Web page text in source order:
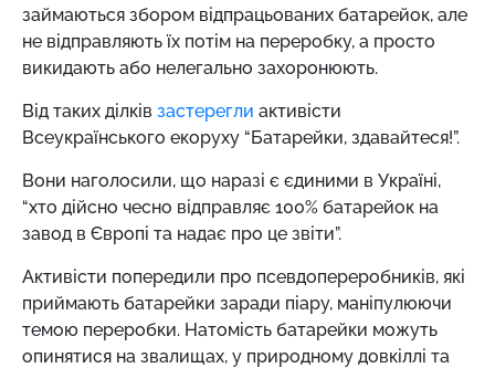
займаються збором відпрацьованих батарейок, але
не відправляють їх потім на переробку, а просто
викидають або нелегально захоронюють.
Від таких ділків застерегли активісти
Всеукраїнського екоруху “Батарейки, здавайтеся!”.
Вони наголосили, що наразі є єдиними в Україні,
“хто дійсно чесно відправляє 100% батарейок на
завод в Європі та надає про це звіти”.
Активісти попередили про псевдопереробників, які
приймають батарейки заради піару, маніпулюючи
темою переробки. Натомість батарейки можуть
опинятися на звалищах, у природному довкіллі та